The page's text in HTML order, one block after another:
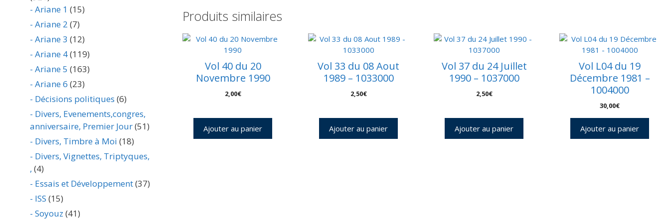
9300009
Produits similaires
Vol 40 du 20
Novembre 1990
2,00€
Ajouter au panier
Vol 33 du 08 Aout
1989 – 1033000
2,50€
Ajouter au panier
Vol 37 du 24 Juillet
1990 – 1037000
2,50€
Ajouter au panier
Vol L04 du 19
Décembre 1981 –
1004000
30,00€
Ajouter au panier
- Ariane 1 (15)
- Ariane 2 (7)
- Ariane 3 (12)
- Ariane 4(119)
- Ariane 5 (163)
- Ariane 6 (23)
- Décisions politiques (6)
- Divers, Evenements,congres,
anniversaire, Premier Jour(51)
- Divers, Timbre à Moi (18)
- Divers, Vignettes, Triptyques,
, (4)
- Essais et Développement(37)
- ISS (15)
- Soyouz (41)